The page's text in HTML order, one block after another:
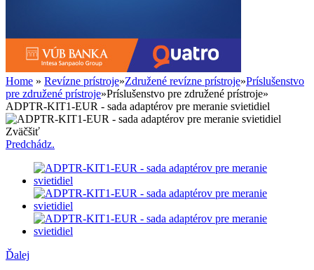
Home » Revízne prístroje»Združené revízne prístroje»Príslušenstvo
pre združené prístroje»Príslušenstvo pre združené prístroje»
ADPTR-KIT1-EUR - sada adaptérov pre meranie svietidiel
Zväčšiť
Predchádz.
Ďalej